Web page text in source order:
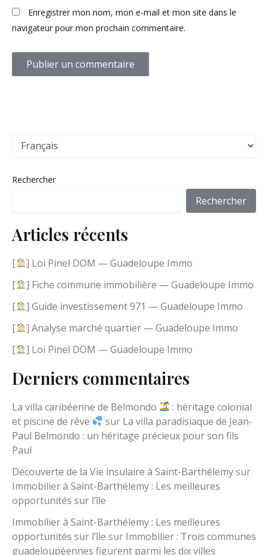
Enregistrer mon nom, mon e-mail et mon site dans le
navigateur pour mon prochain commentaire.
i
s
n
l
a
n
u
Rechercher
Rechercher
Articles récents
[
] Loi Pinel DOM — Guadeloupe Immo
[
] Fiche commune immobilière — Guadeloupe Immo
[
] Guide investissement 971 — Guadeloupe Immo
[
] Analyse marché quartier — Guadeloupe Immo
[
] Loi Pinel DOM — Guadeloupe Immo
Derniers commentaires
La villa caribéenne de Belmondo
: héritage colonial
et piscine de rêve
sur La villa paradisiaque de Jean-
Paul Belmondo : un héritage précieux pour son fils
Paul
Découverte de la Vie insulaire à Saint-Barthélemysur
Immobilier à Saint-Barthélemy : Les meilleures
opportunités sur l’île
Immobilier à Saint-Barthélemy : Les meilleures
opportunités sur l’île sur Immobilier : Trois communes
guadeloupéennes figurent parmi les dix villes